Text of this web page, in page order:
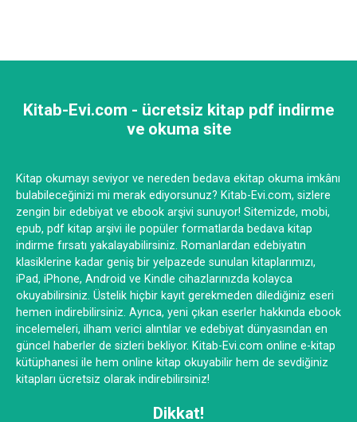
Kitab-Evi.com - ücretsiz kitap pdf indirme
ve okuma site
Kitap okumayı seviyor ve nereden bedava ekitap okuma imkânı
bulabileceğinizi mi merak ediyorsunuz? Kitab-Evi.com, sizlere
zengin bir edebiyat ve ebook arşivi sunuyor! Sitemizde, mobi,
epub, pdf kitap arşivi ile popüler formatlarda bedava kitap
indirme fırsatı yakalayabilirsiniz. Romanlardan edebiyatın
klasiklerine kadar geniş bir yelpazede sunulan kitaplarımızı,
iPad, iPhone, Android ve Kindle cihazlarınızda kolayca
okuyabilirsiniz. Üstelik hiçbir kayıt gerekmeden dilediğiniz eseri
hemen indirebilirsiniz. Ayrıca, yeni çıkan eserler hakkında ebook
incelemeleri, ilham verici alıntılar ve edebiyat dünyasından en
güncel haberler de sizleri bekliyor. Kitab-Evi.com online e-kitap
kütüphanesi ile hem online kitap okuyabilir hem de sevdiğiniz
kitapları ücretsiz olarak indirebilirsiniz!
Dikkat!